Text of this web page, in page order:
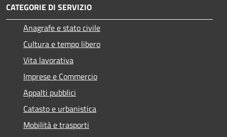
CATEGORIE DI SERVIZIO
Anagrafe e stato civile
Cultura e tempo libero
Vita lavorativa
Imprese e Commercio
Appalti pubblici
Catasto e urbanistica
Mobilità e trasporti